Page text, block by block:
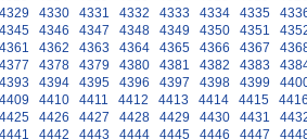
4329 4330 4331 4332 4333 4334 4335
4345 4346 4347 4348 4349 4350 4351
4361 4362 4363 4364 4365 4366 4367
4377 4378 4379 4380 4381 4382 4383
4393 4394 4395 4396 4397 4398 4399
4409 4410 4411 4412 4413 4414 4415
4425 4426 4427 4428 4429 4430 4431
4441 4442 4443 4444 4445 4446 4447